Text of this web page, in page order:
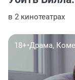
в 2 кинотеатрах
18+•Драма,